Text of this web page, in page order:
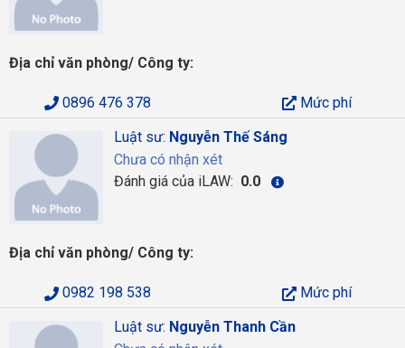
Địa chỉ văn phòng/ Công ty:
0896 476 378
Mức phí
Luật sư: Nguyễn Thế Sáng
Chưa có nhận xét
Đánh giá của iLAW: 0.0
Địa chỉ văn phòng/ Công ty:
0982 198 538
Mức phí
Luật sư: Nguyễn Thanh Cần